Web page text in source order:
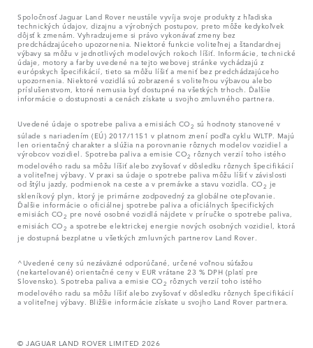
Spoločnosť Jaguar Land Rover neustále vyvíja svoje produkty z hľadiska
technických údajov, dizajnu a výrobných postupov, preto môže kedykoľvek
dôjsť k zmenám. Vyhradzujeme si právo vykonávať zmeny bez
predchádzajúceho upozornenia. Niektoré funkcie voliteľnej a štandardnej
výbavy sa môžu v jednotlivých modelových rokoch líšiť. Informácie, technické
údaje, motory a farby uvedené na tejto webovej stránke vychádzajú z
európskych špecifikácií, tieto sa môžu líšiť a meniť bez predchádzajúceho
upozornenia. Niektoré vozidlá sú zobrazené s voliteľnou výbavou alebo
príslušenstvom, ktoré nemusia byť dostupné na všetkých trhoch. Ďalšie
informácie o dostupnosti a cenách získate u svojho zmluvného partnera.
Uvedené údaje o spotrebe paliva a emisiách CO2 sú hodnoty stanovené v
súlade s nariadením (EÚ) 2017/1151 v platnom znení podľa cyklu WLTP. Majú
len orientačný charakter a slúžia na porovnanie rôznych modelov vozidiel a
výrobcov vozidiel. Spotreba paliva a emisie CO2 rôznych verzií toho istého
modelového radu sa môžu líšiť alebo zvyšovať v dôsledku rôznych špecifikácií
a voliteľnej výbavy. V praxi sa údaje o spotrebe paliva môžu líšiť v závislosti
od štýlu jazdy, podmienok na ceste a v premávke a stavu vozidla. CO2 je
skleníkový plyn, ktorý je primárne zodpovedný za globálne otepľovanie.
Ďalšie informácie o oficiálnej spotrebe paliva a oficiálnych špecifických
emisiách CO2 pre nové osobné vozidlá nájdete v príručke o spotrebe paliva,
emisiách CO2 a spotrebe elektrickej energie nových osobných vozidiel, ktorá
je dostupná bezplatne u všetkých zmluvných partnerov Land Rover.
^Uvedené ceny sú nezáväzné odporúčané, určené voľnou súťažou
(nekartelované) orientačné ceny v EUR vrátane 23 % DPH (platí pre
Slovensko). Spotreba paliva a emisie CO2 rôznych verzií toho istého
modelového radu sa môžu líšiť alebo zvyšovať v dôsledku rôznych špecifikácií
a voliteľnej výbavy. Bližšie informácie získate u svojho Land Rover partnera.
© JAGUAR LAND ROVER LIMITED 2026